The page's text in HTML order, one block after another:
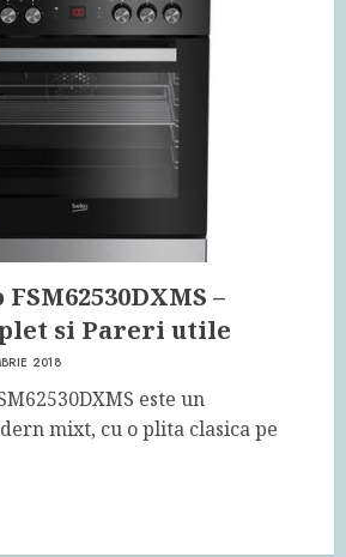
–
si Pareri utile
2018
este un
mixt, cu o plita clasica pe